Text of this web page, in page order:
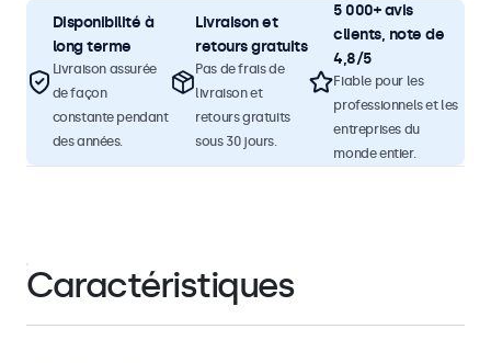
Disponibilité à
long terme
Livraison assurée
de façon
constante pendant
des années.
Livraison et
retours gratuits
Pas de frais de
livraison et
retours gratuits
sous 30 jours.
5 000+ avis
clients, note de
4,8/5
Fiable pour les
professionnels et les
entreprises du
monde entier.
Caractéristiques